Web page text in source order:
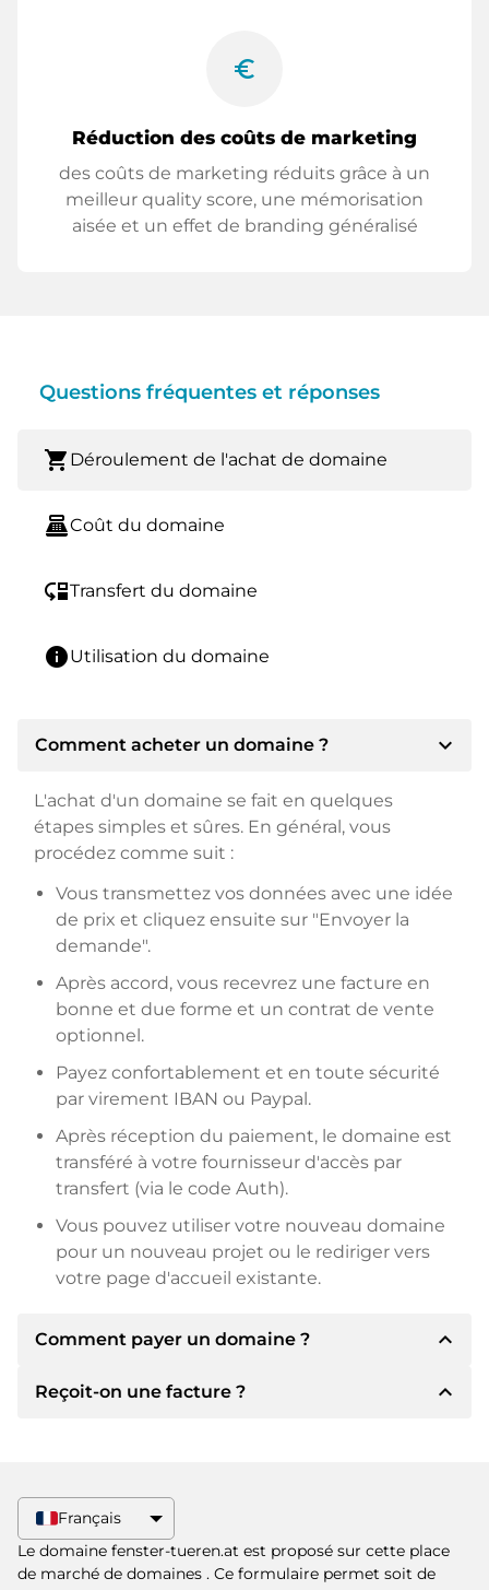
euro_symbol
Réduction des coûts de marketing
des coûts de marketing réduits grâce à un
meilleur quality score, une mémorisation
aisée et un effet de branding généralisé
Questions fréquentes et réponses
shopping_cart Déroulement de l'achat de domaine
point_of_saleCoût du domaine
move_downTransfert du domaine
infoUtilisation du domaine
Comment acheter un domaine ? expand_more
L'achat d'un domaine se fait en quelques
étapes simples et sûres. En général, vous
procédez comme suit :
Vous transmettez vos données avec une idée
de prix et cliquez ensuite sur "Envoyer la
demande".
Après accord, vous recevrez une facture en
bonne et due forme et un contrat de vente
optionnel.
Payez confortablement et en toute sécurité
par virement IBAN ou Paypal.
Après réception du paiement, le domaine est
transféré à votre fournisseur d'accès par
transfert (via le code Auth).
Vous pouvez utiliser votre nouveau domaine
pour un nouveau projet ou le rediriger vers
votre page d'accueil existante.
Comment payer un domaine ? expand_less
Après un accord, le titulaire vous
proposera Paypal ou d'autres méthodes de
paiement.
Veuillez toujours mentionner le nom de
Reçoit-on une facture ? expand_less
élevé, vous recevrez également un contrat de
vente supplémentaire si vous le souhaitez.
Français
Le domaine fenster-tueren.at est proposé sur cette place
de marché de domaines . Ce formulaire permet soit de